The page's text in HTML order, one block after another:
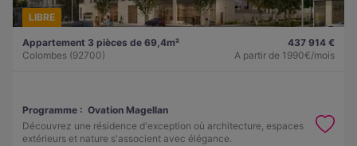
LIBRE
Appartement 3 pièces de 69,4m²
Colombes (92700)
437 914 €
A partir de 1990€/mois
Programme : Ovation Magellan
Découvrez une résidence d'exception où architecture, espaces
extérieurs et nature s'associent avec élégance.